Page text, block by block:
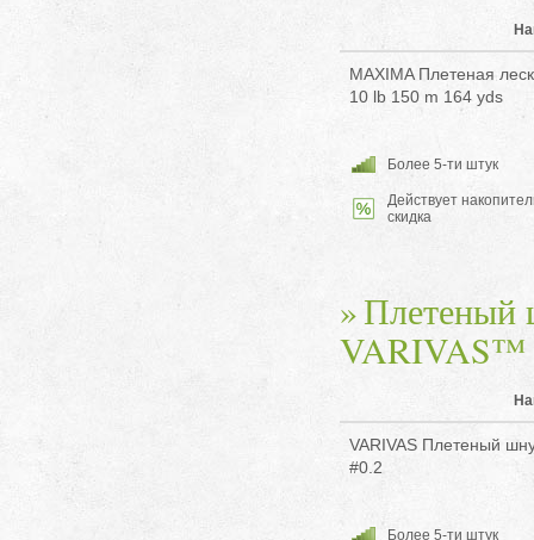
MAXIMA Плетеная
10 lb 150 m 164 yds
Более 5-ти штук
Действует
скидка
Плетеный
VARIVAS™
VARIVAS Плетеный
#0.2
Более 5-ти штук